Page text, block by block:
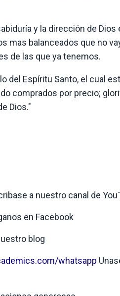
y la dirección de Dios
mas balanceados que no
de las que ya tenemos.
del Espíritu Santo, el cual
comprados por precio;
Dios."
a nuestro canal de
en Facebook
blog
whatsapp